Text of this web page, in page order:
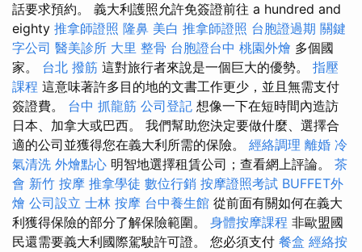
話要求預約。 義大利護照允許免簽證前往 a hundred and
eighty 推拿師證照 隆鼻 美白 推拿師證照 台胞證過期 關鍵
字公司 醫美診所 大里 整骨 台胞證台中 桃園外燴 多個國
家。 台北 撥筋 這對旅行者來說是一個巨大的優勢。 指壓
課程 這意味著許多目的地的文書工作更少，並且無需支付
簽證費。 台中 抓龍筋 公司登記 想像一下在短時間內造訪
日本、加拿大或巴西。 我們幫助您決定要做什麼、選擇合
適的公司並獲得您在義大利所需的保險。 經絡調理 離婚 冷
氣清洗 外燴點心 明智地選擇租賃公司；查看網上評論。 茶
會 新竹 按摩 推拿學徒 數位行銷 按摩證照考試 BUFFET外
燴 公司設立 士林 按摩 台中養生館 從前面有關如何在義大
利獲得保險的部分了解保險範圍。 身體按摩課程 非歐盟國
民還需要義大利國際駕駛許可證。 您必須支付 餐盒 經絡按